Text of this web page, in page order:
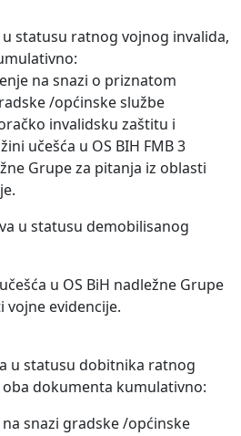
statusu ratnog vojnog invalida,
na snazi o priznatom
/općinske službe
invalidsku zaštitu i
učešća u OS BIH FMB 3
Grupe za pitanja iz oblasti
u statusu demobilisanog
u OS BiH nadležne Grupe
vojne evidencije.
u statusu dobitnika ratnog
dokumenta kumulativno:
snazi gradske /općinske